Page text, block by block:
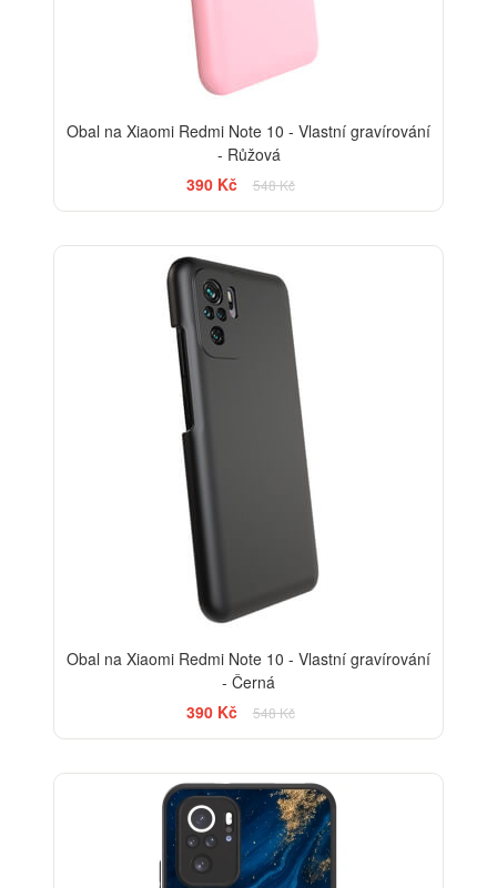
Obal na Xiaomi Redmi Note 10 - Vlastní gravírování
- Růžová
390 Kč
548 Kč
Obal na Xiaomi Redmi Note 10 - Vlastní gravírování
- Černá
390 Kč
548 Kč